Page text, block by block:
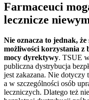
Farmaceuci
lecznicze
Nie oznacza to jednak,
możliwości korzystania z
mocy dyrektywy. TSUE
publiczna dystrybucja
jest zakazana. Nie dotyczy
a w szczególności osób
leczniczych. Dlatego też